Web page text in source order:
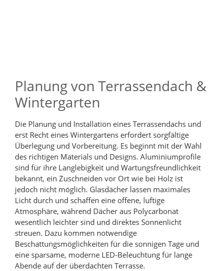
Planung von Terrassendach &
Wintergarten
Die Planung und Installation eines Terrassendachs und
erst Recht eines Wintergartens erfordert sorgfältige
Überlegung und Vorbereitung. Es beginnt mit der Wahl
des richtigen Materials und Designs. Aluminiumprofile
sind für ihre Langlebigkeit und Wartungsfreundlichkeit
bekannt, ein Zuschneiden vor Ort wie bei Holz ist
jedoch nicht möglich. Glasdächer lassen maximales
Licht durch und schaffen eine offene, luftige
Atmosphäre, während Dächer aus Polycarbonat
wesentlich leichter sind und direktes Sonnenlicht
streuen. Dazu kommen notwendige
Beschattungsmöglichkeiten für die sonnigen Tage und
eine sparsame, moderne LED-Beleuchtung für lange
Abende auf der überdachten Terrasse.